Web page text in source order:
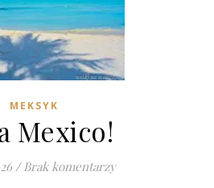
MEKSYK
Mexico!
/ Brak komentarzy